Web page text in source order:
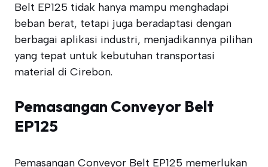
Belt EP125 tidak hanya mampu menghadapi
beban berat, tetapi juga beradaptasi dengan
berbagai aplikasi industri, menjadikannya pilihan
yang tepat untuk kebutuhan transportasi
material di Cirebon.
Pemasangan Conveyor Belt
EP125
Pemasangan Conveyor Belt EP125 memerlukan